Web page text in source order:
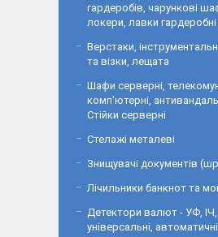
гардеробів, чарункові
локери, лавки гардеробні
Верстаки,
та візки, лещата
Шафи серверні,
комп'ютерні,
Стійки серверні
Стелажі металеві
Знищувачі документів
Лічильники банкнот та
Детектори валют - УФ, ІЧ,
універсальні, автоматичні